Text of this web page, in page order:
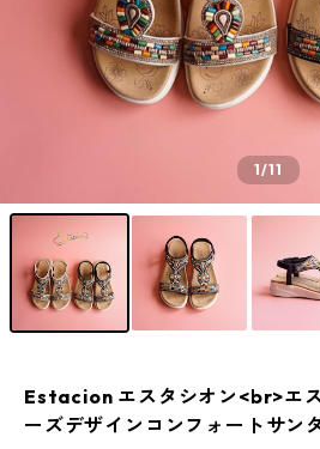
1/11
Estacion エスタシオン<br>エ
ーズデザインコンフォートサン